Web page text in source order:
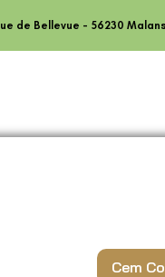
de Bellevue - 56230
Cem